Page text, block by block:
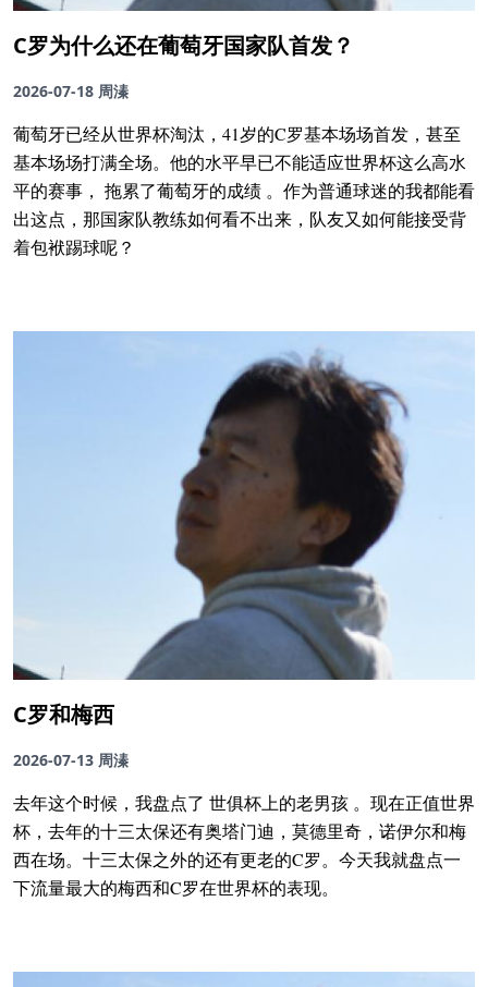
C罗为什么还在葡萄牙国家队首发？
2026-07-18 周溱
葡萄牙已经从世界杯淘汰，41岁的C罗基本场场首发，甚至
基本场场打满全场。他的水平早已不能适应世界杯这么高水
平的赛事， 拖累了葡萄牙的成绩 。作为普通球迷的我都能看
出这点，那国家队教练如何看不出来，队友又如何能接受背
着包袱踢球呢？
C罗和梅西
2026-07-13 周溱
去年这个时候，我盘点了 世俱杯上的老男孩 。现在正值世界
杯，去年的十三太保还有奥塔门迪，莫德里奇，诺伊尔和梅
西在场。十三太保之外的还有更老的C罗。今天我就盘点一
下流量最大的梅西和C罗在世界杯的表现。